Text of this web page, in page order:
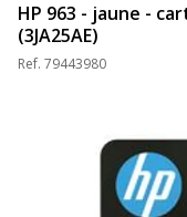
HP 963 - jaune -
(3JA25AE)
Ref. 79443980